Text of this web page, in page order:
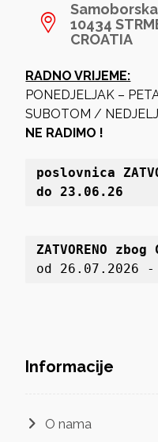
10434
CROATIA
RADNO VRIJEME:
PONEDJELJAK –
SUBOTOM /
NE RADIMO !
poslovnica
do 23.06.26
ZATVORENO zbog
od 26.07.2026 -
Informacije
O nama